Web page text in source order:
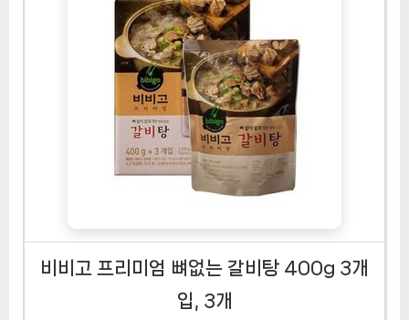
비비고 프리미엄 뼈없는 갈비탕 400g 3개
입, 3개